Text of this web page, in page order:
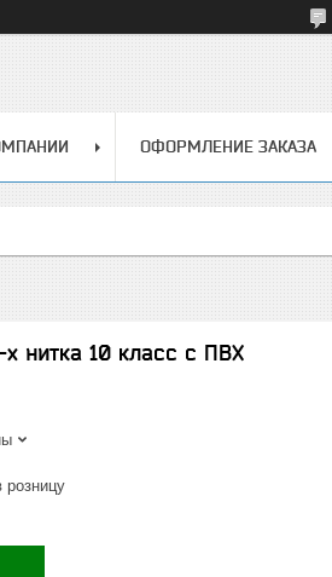
ОФОРМЛЕНИЕ ЗАКАЗА
нитка 10 класс с ПВХ